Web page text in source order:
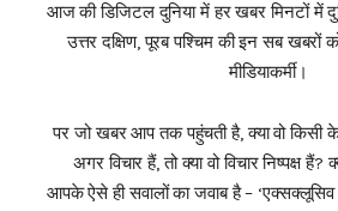
आज की डिजिटल दुनिया में हर खबर मिनटों में
उत्तर दक्षिण, पूरब पश्चिम की इन सब खबरों
मीडियाकर्मी।
पर जो खबर आप तक पहुंचती है, क्या वो किसी
अगर विचार हैं, तो क्या वो विचार निष्पक्ष हैं?
आपके ऐसे ही सवालों का जवाब है –